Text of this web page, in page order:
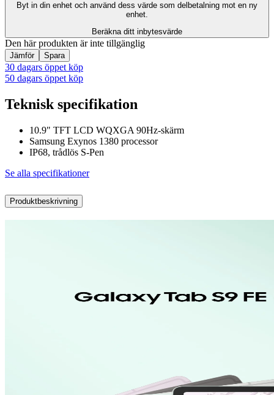
Byt in din enhet och använd dess värde som delbetalning mot en ny
enhet.
Beräkna ditt inbytesvärde
Den här produkten är inte tillgänglig
Jämför Spara
30 dagars öppet köp
50 dagars öppet köp
Teknisk specifikation
10.9" TFT LCD WQXGA 90Hz-skärm
Samsung Exynos 1380 processor
IP68, trådlös S-Pen
Se alla specifikationer
Produktbeskrivning